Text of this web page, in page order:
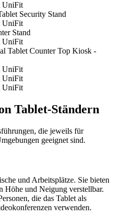
UniFit
Security Stand
UniFit
Stand
UniFit
Tablet Counter Top Kiosk -
UniFit
UniFit
UniFit
Tablet-Ständern
die jeweils für
geeignet sind.
und Arbeitsplätze. Sie bieten
Höhe und Neigung verstellbar.
die das Tablet als
verwenden.